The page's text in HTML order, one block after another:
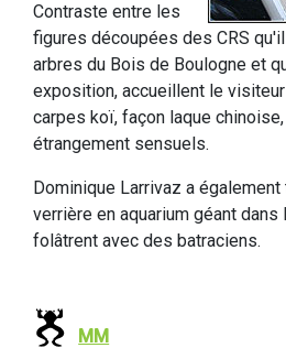
Contraste entre les
figures découpées des CRS
arbres du Bois de Boulogne et
exposition, accueillent le
carpes koï, façon laque
étrangement sensuels.
Dominique Larrivaz a
verrière en aquarium géant
folâtrent avec des batraciens.
MM